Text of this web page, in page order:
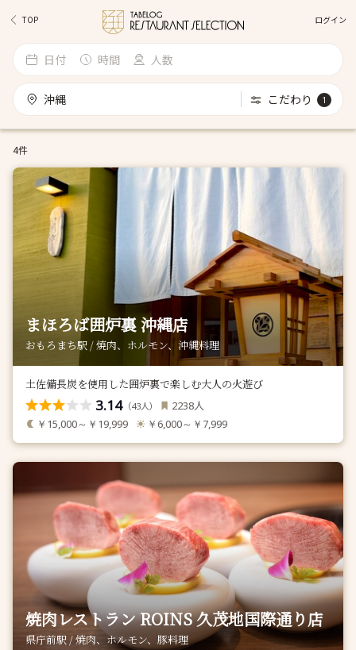
TOP ログイン
日付 時間 人数
沖縄 こだわり 1
4件
まほろば囲炉裏 沖縄店
おもろまち駅 / 焼肉、ホルモン、沖縄料理
土佐備長炭を使用した囲炉裏で楽しむ大人の火遊び
3.14（43人） 2238人
￥15,000～￥19,999 ￥6,000～￥7,999
焼肉レストラン ROINS 久茂地国際通り店
県庁前駅 / 焼肉、ホルモン、豚料理